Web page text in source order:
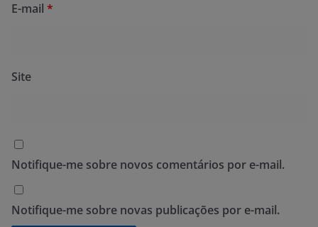
E-mail *
Site
Notifique-me sobre novos comentários por e-mail.
Notifique-me sobre novas publicações por e-mail.